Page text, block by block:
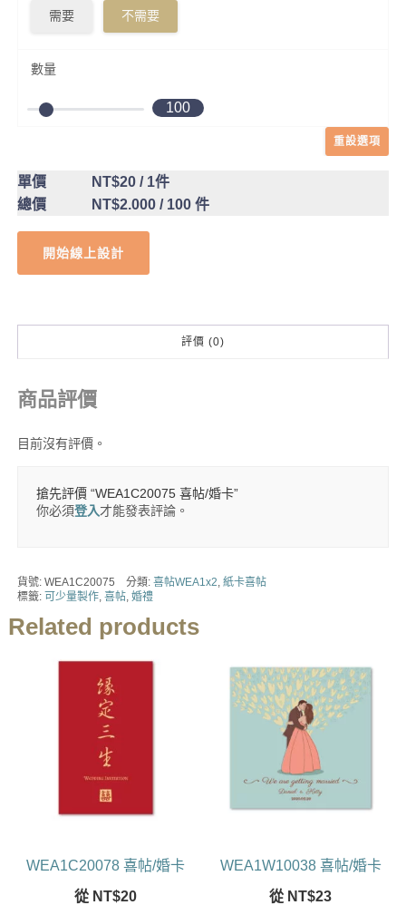
需要 不需要
數量
100
重設選項
單價 NT$20/ 1件
總價
NT$2.000/ 100 件
開始線上設計
評價 (0)
商品評價
目前沒有評價。
搶先評價 “WEA1C20075 喜帖/婚卡”
你必須登入才能發表評論。
貨號: WEA1C20075 分類: 喜帖WEA1x2 紙卡喜帖
標籤: 可少量製作, 喜帖, 婚禮
Related products
WEA1C20078 喜帖/婚卡
從 NT$20
WEA1W10038 喜帖/婚卡
從 NT$23